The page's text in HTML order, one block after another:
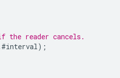
reader cancels.
#interval);